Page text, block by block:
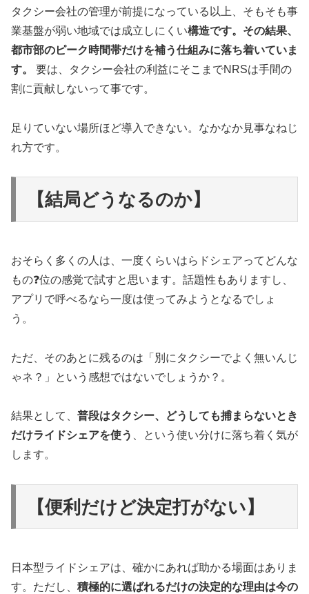
タクシー会社の管理が前提になっている以上、そもそも事
業基盤が弱い地域では成立しにくい構造です。その結果、
都市部のピーク時間帯だけを補う仕組みに落ち着いていま
す。
要は、タクシー会社の利益にそこまでNRSは手間の
割に貢献しないって事です。
足りていない場所ほど導入できない。なかなか見事なねじ
れ方です。
【結局どうなるのか】
おそらく多くの人は、一度くらいはらドシェアってどんな
もの❓位の感覚で試すと思います。話題性もありますし、
アプリで呼べるなら一度は使ってみようとなるでしょ
う。
ただ、そのあとに残るのは「別にタクシーでよく無いんじ
ゃネ？」という感想ではないでしょうか？。
結果として、 普段はタクシー、どうしても捕まらないとき
だけライドシェアを使う
、という使い分けに落ち着く気が
します。
【便利だけど決定打がない】
日本型ライドシェアは、確かにあれば助かる場面はありま
す。ただし、 積極的に選ばれるだけの決定的な理由は今の